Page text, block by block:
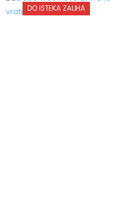
DO ISTEKA ZALIHA